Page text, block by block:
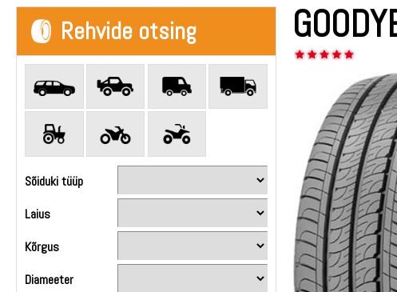
Rehvide otsing
Sõiduki tüüp
Laius
Kõrgus
Diameeter